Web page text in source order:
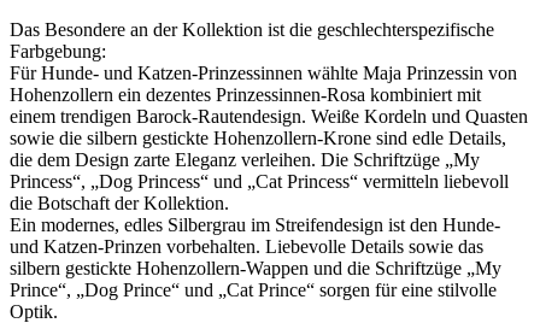
Das Besondere an der Kollektion ist die geschlechterspezifische
Farbgebung:
Für Hunde- und Katzen-Prinzessinnen wählte Maja Prinzessin von
Hohenzollern ein dezentes Prinzessinnen-Rosa kombiniert mit
einem trendigen Barock-Rautendesign. Weiße Kordeln und Quasten
sowie die silbern gestickte Hohenzollern-Krone sind edle Details,
die dem Design zarte Eleganz verleihen. Die Schriftzüge „My
Princess“, „Dog Princess“ und „Cat Princess“ vermitteln liebevoll
die Botschaft der Kollektion.
Ein modernes, edles Silbergrau im Streifendesign ist den Hunde-
und Katzen-Prinzen vorbehalten. Liebevolle Details sowie das
silbern gestickte Hohenzollern-Wappen und die Schriftzüge „My
Prince“, „Dog Prince“ und „Cat Prince“ sorgen für eine stilvolle
Optik.